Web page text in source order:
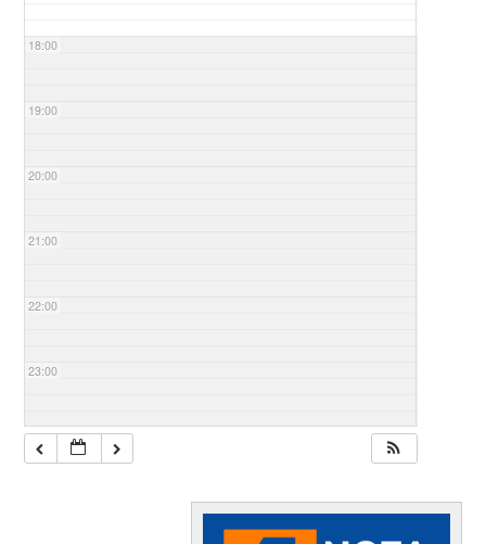
18:00
19:00
20:00
21:00
22:00
23:00